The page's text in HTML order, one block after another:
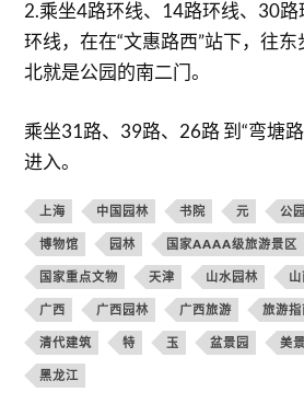
2.乘坐4路环线、14路环线、30
环线，在在“文惠路西”站下，往
北就是公园的南二门。
乘坐31路、39路、26路 到“弯塘
进入。
上海 中国园林 书院 元 公园
博物馆 园林 国家AAAA级旅游景区
国家重点文物 天津 山水园林 山
广西 广西园林 广西旅游 旅游指
清代建筑 特 玉 盆景园 美景
黑龙江